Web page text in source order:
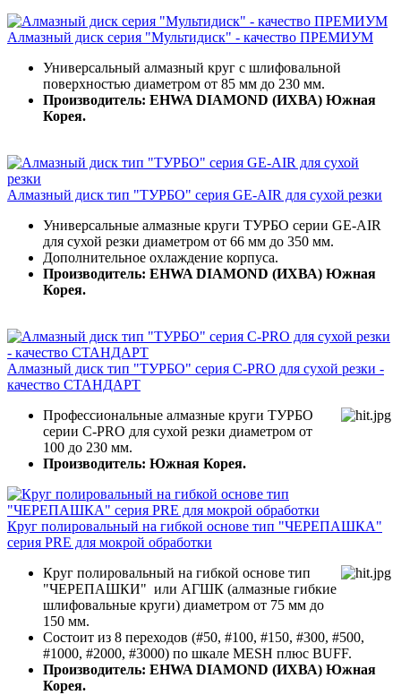
Алмазный диск серия "Мультидиск" - качество ПРЕМИУМ
Универсальный алмазный круг с шлифовальной
поверхностью диаметром от 85 мм до 230 мм.
Производитель: EHWA DIAMOND (ИХВА) Южная
Корея.
Алмазный диск тип "ТУРБО" серия GE-AIR для сухой резки
Универсальные алмазные круги ТУРБО серии GE-AIR
для сухой резки диаметром от 66 мм до 350 мм.
Дополнительное охлаждение корпуса.
Производитель: EHWA DIAMOND (ИХВА) Южная
Корея.
Алмазный диск тип "ТУРБО" серия C-PRO для сухой резки -
качество СТАНДАРТ
Профессиональные алмазные круги ТУРБО
серии C-PRO для сухой резки диаметром от
100 до 230 мм.
Производитель: Южная Корея.
Круг полировальный на гибкой основе тип "ЧЕРЕПАШКА"
серия PRE для мокрой обработки
Круг полировальный на гибкой основе тип
"ЧЕРЕПАШКИ" или АГШК (алмазные гибкие
шлифовальные круги) диаметром от 75 мм до
150 мм.
Состоит из 8 переходов (#50, #100, #150, #300, #500,
#1000, #2000, #3000) по шкале MESH плюс BUFF.
Производитель: EHWA DIAMOND (ИХВА) Южная
Корея.